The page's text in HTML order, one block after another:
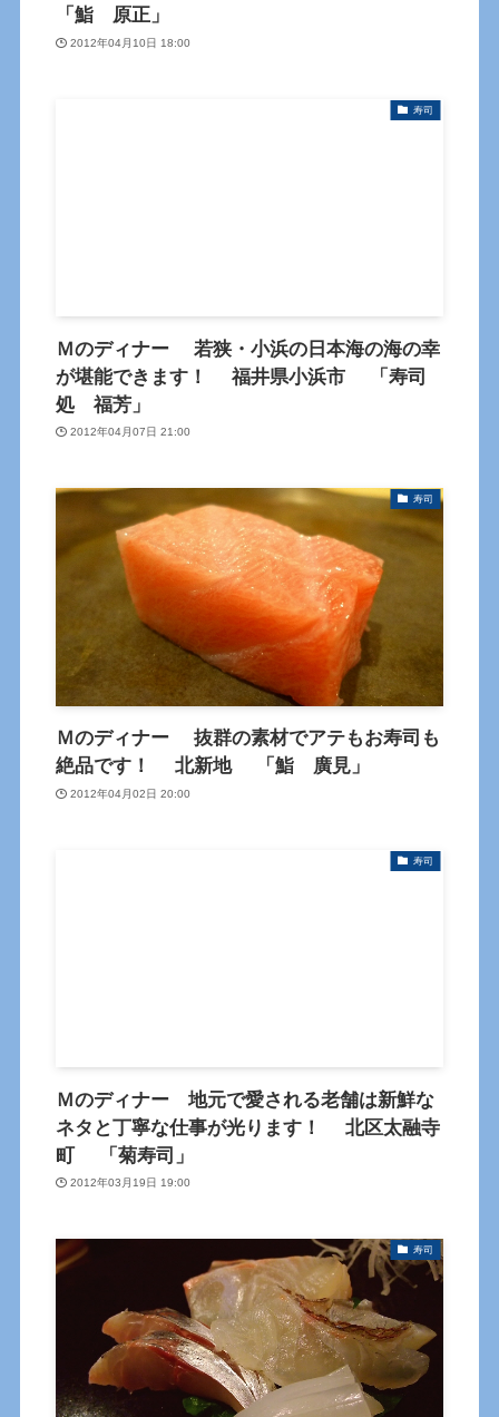
「鮨 原正」
2012年04月10日 18:00
寿司
Ｍのディナー 若狭・小浜の日本海の海の幸
が堪能できます！ 福井県小浜市 「寿司
処 福芳」
2012年04月07日 21:00
寿司
Ｍのディナー 抜群の素材でアテもお寿司も
絶品です！ 北新地 「鮨 廣見」
2012年04月02日 20:00
寿司
Ｍのディナー 地元で愛される老舗は新鮮な
ネタと丁寧な仕事が光ります！ 北区太融寺
町 「菊寿司」
2012年03月19日 19:00
寿司